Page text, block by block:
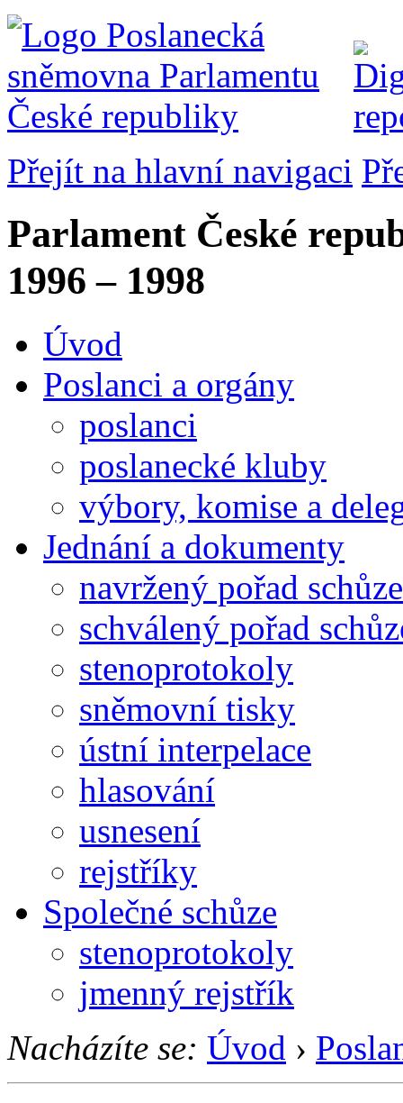
Přejít na hlavní navigaci
Parlament České
1996 – 1998
Úvod
Poslanci a orgány
poslanci
poslanecké kluby
výbory, komise a
Jednání a dokumenty
navržený pořad schůze
schválený pořad
stenoprotokoly
sněmovní tisky
ústní interpelace
hlasování
usnesení
rejstříky
Společné schůze
stenoprotokoly
jmenný rejstřík
Nacházíte se: Úvod ›